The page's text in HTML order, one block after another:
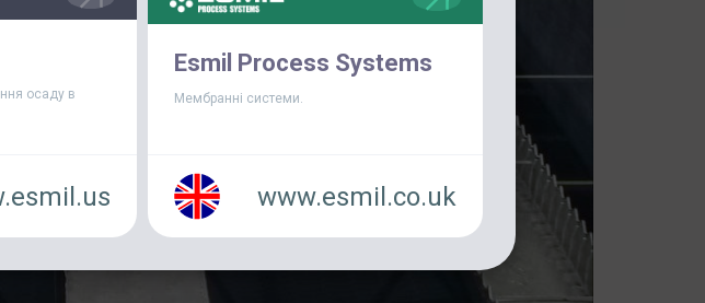
осаду в
Esmil Process Systems
Мембранні системи.
www.esmil.co.uk